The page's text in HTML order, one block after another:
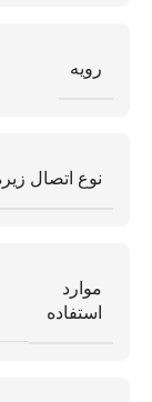
رویه
نوع اتصال
موارد
استفاده